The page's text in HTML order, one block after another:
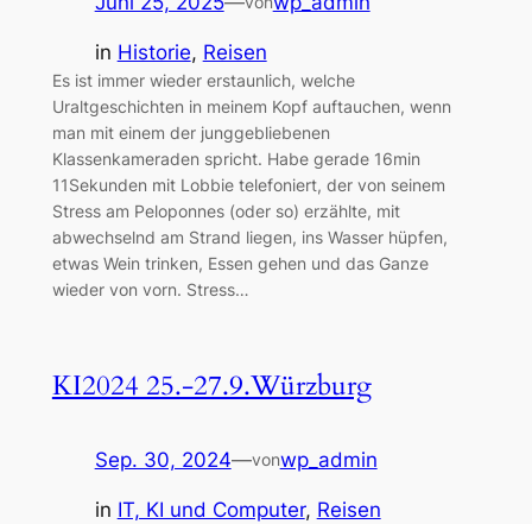
in Historie, Reisen
Es ist immer wieder erstaunlich, welche
Uraltgeschichten in meinem Kopf auftauchen, wenn
man mit einem der junggebliebenen
Klassenkameraden spricht. Habe gerade 16min
11Sekunden mit Lobbie telefoniert, der von seinem
Stress am Peloponnes (oder so) erzählte, mit
abwechselnd am Strand liegen, ins Wasser hüpfen,
etwas Wein trinken, Essen gehen und das Ganze
wieder von vorn. Stress…
KI2024 25.-27.9.Würzburg
Sep. 30, 2024—vonwp_admin
in IT, KI und Computer, Reisen